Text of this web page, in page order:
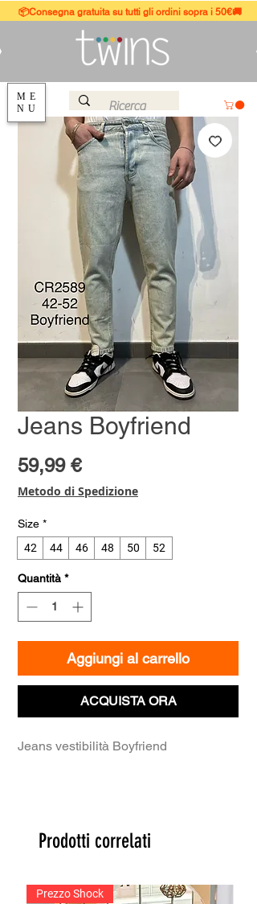
ME
NU
📦Consegna gratuita su tutti gli ordini sopra i 50€🚚
Jeans Boyfriend
59,99 €Prezzo
Metodo di Spedizione
Size *
42
44 46 48 50 52
Quantità *
Aggiungi al carrello
ACQUISTA ORA
Jeans vestibilità Boyfriend
Prodotti correlati
Prezzo Shock